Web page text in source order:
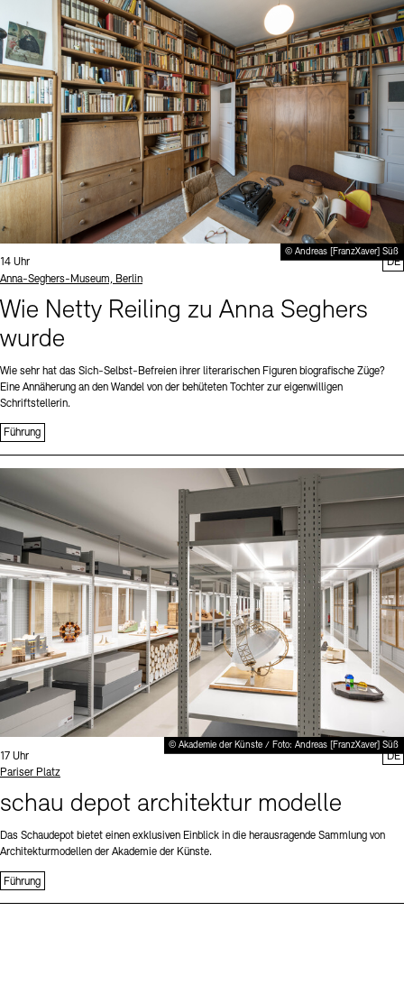
© Andreas [FranzXaver] Süß
Uhrzeit:
14 Uhr
Standort
Anna-Seghers-Museum, Berlin
Wie Netty Reiling zu Anna Seghers
wurde
Wie sehr hat das Sich-Selbst-Befreien ihrer literarischen Figuren biografische Züge?
Eine Annäherung an den Wandel von der behüteten Tochter zur eigenwilligen
Schriftstellerin.
Führung
DE
© Akademie der Künste / Foto: Andreas [FranzXaver] Süß
Uhrzeit:
17 Uhr
Standort
Pariser Platz
schau depot architektur modelle
Das Schaudepot bietet einen exklusiven Einblick in die herausragende Sammlung von
Architekturmodellen der Akademie der Künste.
Führung
DE